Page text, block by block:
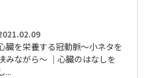
臓を栄養する冠動脈～小ネタを
みながら～ ｜心臓のはなしを
し...